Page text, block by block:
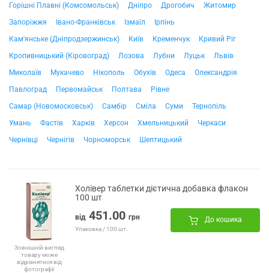
Горішні Плавні (Комсомольськ)
Дніпро Дрогобич
Житомир
Запоріжжя
Івано-Франківськ Ізмаїл
Ірпінь
Кам'янське (Дніпродзержинськ)
Київ Кременчук
Кривий Ріг
Кропивницький (Кіровоград)
Лозова Лубни Луцьк
Львів
Миколаїв
Мукачево Нікополь Обухів Одеса
Олександрія
Павлоград
Первомайськ Полтава
Рівне
Самар (Новомосковськ)
Самбір Сміла Суми
Тернопіль
Умань
Фастів Харків Херсон Хмельницький
Черкаси
Чернівці
Чернігів Чорноморськ Шептицький
Зовнішній вигляд
товару може
відрізнятися від
фотографії
Холівер таблетки дієтична добавка флакон
100 шт
від 451.00 грн
Упаковка / 100 шт.
До кошика